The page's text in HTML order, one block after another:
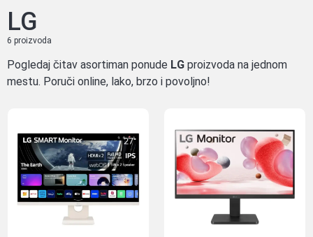
LG
6 proizvoda
Pogledaj čitav asortiman ponude LG proizvoda na jednom
mestu. Poruči online, lako, brzo i povoljno!